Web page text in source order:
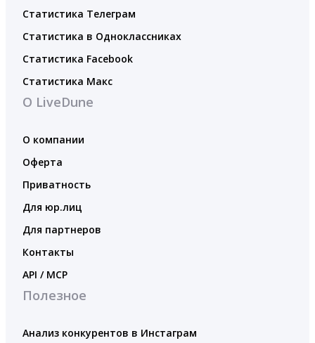
Статистика Телеграм
Статистика в Одноклассниках
Статистика Facebook
Статистика Макс
О LiveDune
О компании
Оферта
Приватность
Для юр.лиц
Для партнеров
Контакты
API / MCP
Полезное
Анализ конкурентов в Инстаграм